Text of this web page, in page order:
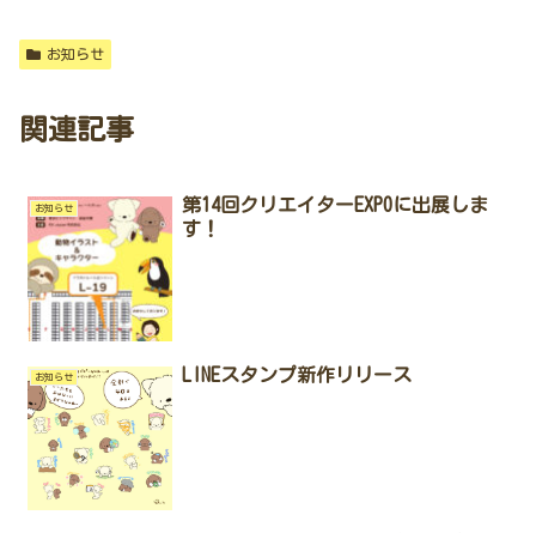
お知らせ
関連記事
お知らせ
第14回クリエイターEXPOに出展しま
す！
お知らせ LINEスタンプ新作リリース